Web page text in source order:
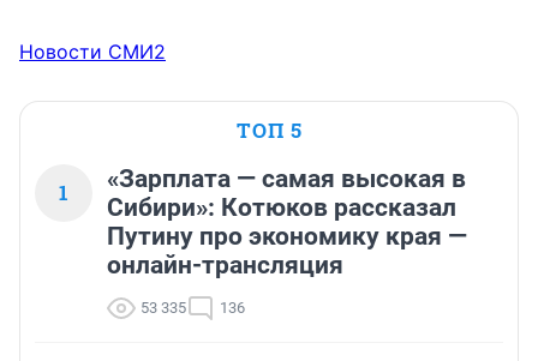
Новости СМИ2
ТОП 5
1
«Зарплата — самая высокая в
Сибири»: Котюков рассказал
Путину про экономику края —
онлайн-трансляция
53 335 136